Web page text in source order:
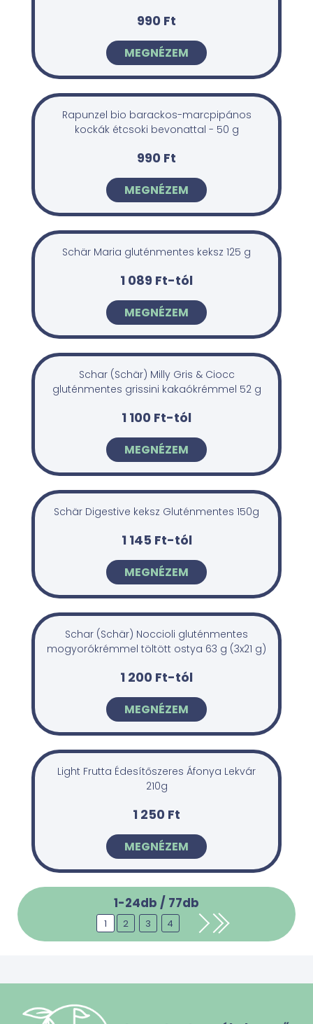
990 Ft
MEGNÉZEM
Rapunzel bio barackos-marcpipános
kockák étcsoki bevonattal - 50 g
990 Ft
MEGNÉZEM
Schär Maria gluténmentes keksz 125 g
1 089 Ft-tól
MEGNÉZEM
Schar (Schär) Milly Gris & Ciocc
gluténmentes grissini kakaókrémmel 52 g
1 100 Ft-tól
MEGNÉZEM
Schär Digestive keksz Gluténmentes 150g
1 145 Ft-tól
MEGNÉZEM
Schar (Schär) Noccioli gluténmentes
mogyorókrémmel töltött ostya 63 g (3x21 g)
1 200 Ft-tól
MEGNÉZEM
Light Frutta Édesítőszeres Áfonya Lekvár
210g
1 250 Ft
MEGNÉZEM
1-24db / 77db
1 2 3 4